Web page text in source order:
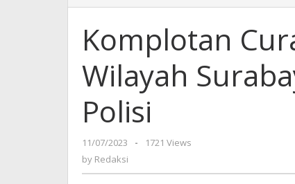
Curanmor
Beraksi
di
Wilayah
Surabaya
Komplotan
Wilayah
Polisi
11/07/2023
by
-
1721 Views
by Redaksi